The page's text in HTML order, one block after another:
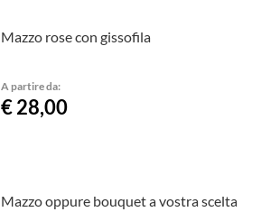
Mazzo rose con gissofila
A partire da:
€ 28,00
Mazzo oppure bouquet a vostra scelta